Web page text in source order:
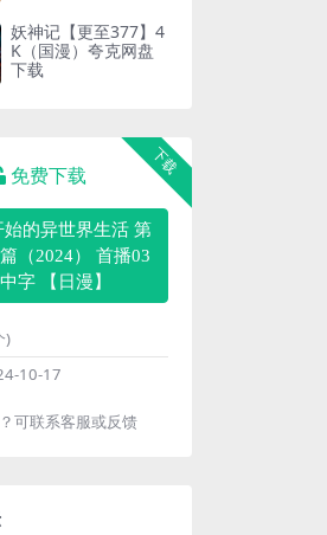
妖神记【更至377】4
K（国漫）夸克网盘
下载
下载
免费下载
始的异世界生活 第
（2024） 首播03
字 【日漫】
)
10-17
可联系客服或反馈